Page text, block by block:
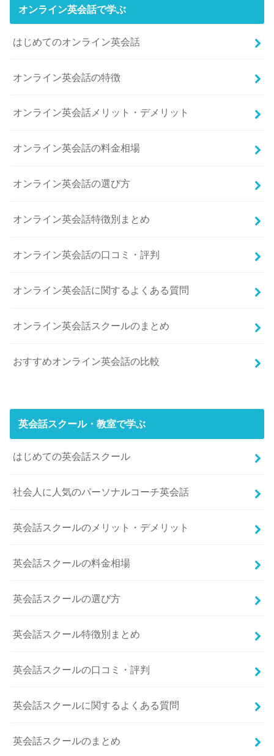
オンライン英会話で学ぶ
はじめてのオンライン英会話
オンライン英会話の特徴
オンライン英会話メリット・デメリット
オンライン英会話の料金相場
オンライン英会話の選び方
オンライン英会話特徴別まとめ
オンライン英会話の口コミ・評判
オンライン英会話に関するよくある質問
オンライン英会話スクールのまとめ
おすすめオンライン英会話の比較
英会話スクール・教室で学ぶ
はじめての英会話スクール
社会人に人気のパーソナルコーチ英会話
英会話スクールのメリット・デメリット
英会話スクールの料金相場
英会話スクールの選び方
英会話スクール特徴別まとめ
英会話スクールの口コミ・評判
英会話スクールに関するよくある質問
英会話スクールのまとめ